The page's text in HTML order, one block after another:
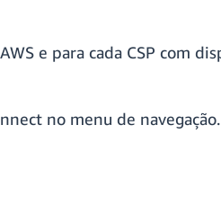
e para cada CSP com
no menu de